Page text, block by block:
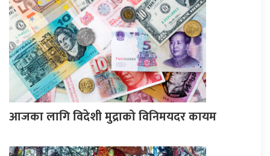
आजका लागि विदेशी मुद्राको विनिमयदर कायम